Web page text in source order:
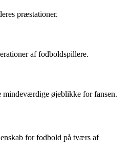
præstationer.
af fodboldspillere.
mindeværdige øjeblikke for fansen.
for fodbold på tværs af